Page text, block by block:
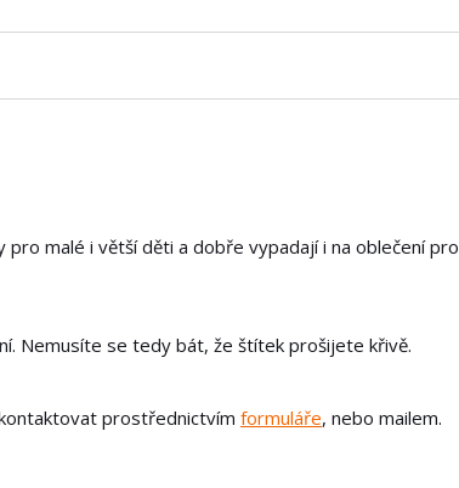
malé i větší děti a dobře vypadají i na oblečení pro
Nemusíte se tedy bát, že štítek prošijete křivě.
prostřednictvím formuláře, nebo mailem.